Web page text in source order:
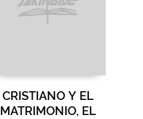
CRISTIANO Y EL
MATRIMONIO, EL